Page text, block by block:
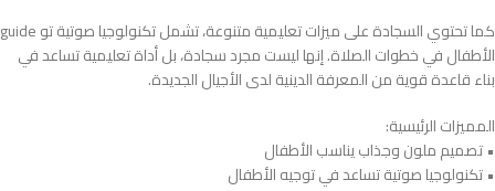
كما تحتوي السجادة على ميزات تعليمية متنوعة، تشمل تكنولوجيا صوتية تو guide
الأطفال في خطوات الصلاة. إنها ليست مجرد سجادة، بل أداة تعليمية تساعد في
بناء قاعدة قوية من المعرفة الدينية لدى الأجيال الجديدة.
المميزات الرئيسية:
• تصميم ملون وجذاب يناسب الأطفال
• تكنولوجيا صوتية تساعد في توجيه الأطفال